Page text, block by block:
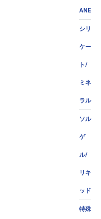
ANE
シリ
ケー
ト/
ミネ
ラル
ソル
ゲ
ル/
リキ
ッド
特殊